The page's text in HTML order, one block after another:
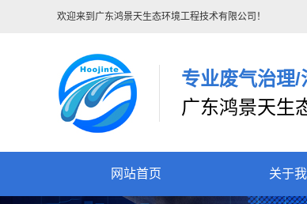
欢迎来到广东鸿景天生态环境工程技术有限公司！
专业废气治理
广东鸿景天生
网站首页 关于我